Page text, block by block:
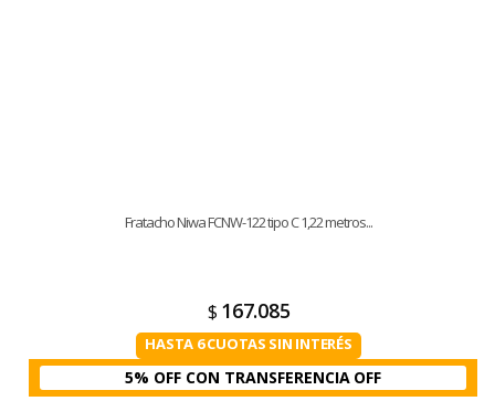
Fratacho Niwa FCNW-122 tipo C 1,22 metros...
$ 167.085
HASTA 6 CUOTAS SIN INTERÉS
5% OFF CON TRANSFERENCIA